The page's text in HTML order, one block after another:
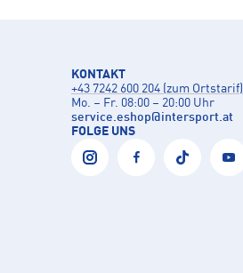
KONTAKT
+43 7242 600 204 (zum Ortstarif)
Mo. – Fr. 08:00 – 20:00 Uhr
service.eshop@intersport.at
FOLGE UNS